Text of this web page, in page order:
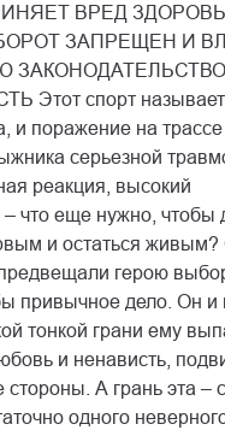
ВРЕД
ЗАПРЕЩЕН И
Этот спорт
и поражение на трассе
серьезной
реакция, высокий
что еще нужно, чтобы
и остаться живым?
герою
привычное дело. Он и
тонкой грани ему
и ненависть,
стороны. А грань эта –
одного